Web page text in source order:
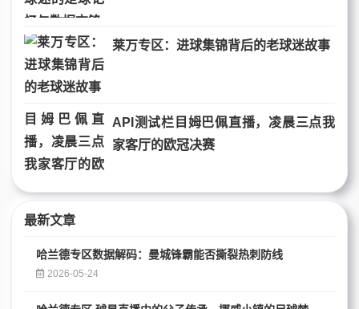
莱万专区：进球集锦背后的老球迷故事
API测试栏目姆巴佩直播，凌晨三点我
家客厅的欧冠决赛
最新文章
哈兰德专区数据解码：曼城锋霸能否撕裂热刺防线
2026-05-24